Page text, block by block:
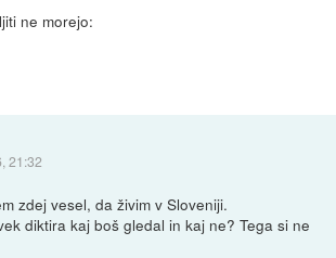
ne morejo:
21:32
zdej vesel, da živim v Sloveniji.
diktira kaj boš gledal in kaj ne? Tega si ne